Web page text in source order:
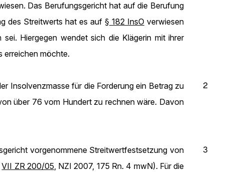
Das Berufungsgericht hat auf die Berufung
des Streitwerts hat es auf § 182 InsO verwiesen
Hiergegen wendet sich die Klägerin mit ihrer
erreichen möchte.
2
Insolvenzmasse für die Forderung ein Betrag zu
über 76 vom Hundert zu rechnen wäre. Davon
3
vorgenommene Streitwertfestsetzung von
VII ZR 200/05, NZI 2007, 175 Rn. 4 mwN). Für die